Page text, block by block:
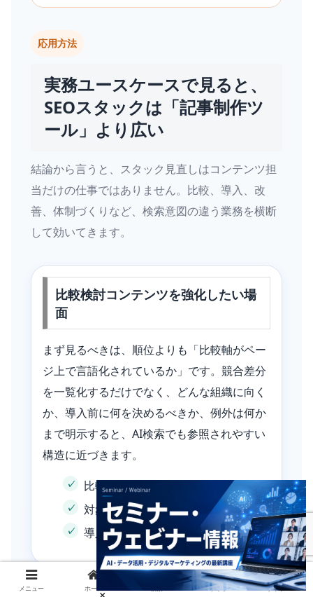
応用方法
実務ユースケースで見ると、
SEOスタックは「記事制作ツ
ール」より広い
結論から言うと、スタック見直しはコンテンツ担
当だけの仕事ではありません。比較、導入、改
善、体制づくりなど、検索意図の違う業務を横断
して効いてきます。
比較検討コンテンツを強化したい場
面
まず見るべきは、順位よりも「比較軸がペー
ジ上で言語化されているか」です。競合差分
を一覧化するだけでなく、どんな組織に向く
か、導入前に何を決めるべきか、例外は何か
まで明示すると、AI検索でも参照されやすい
構造に近づきます。
比較表があるか
対象読者が明記されているか
導入条件と不向きな条件があるか
メニュー ホーム トップ サイドバー